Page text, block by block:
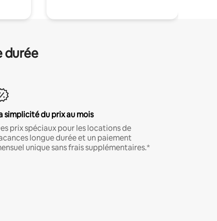
durée
simplicité du prix au mois
prix spéciaux pour les locations de
longue durée et un paiement
unique sans frais supplémentaires.*